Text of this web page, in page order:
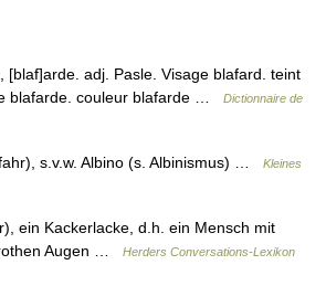
[blaf]arde. adj. Pasle. Visage blafard. teint
blafarde. couleur blafarde …
Dictionnaire de
s.v.w. Albino (s. Albinismus) …
Kleines
ein Kackerlacke, d.h. ein Mensch mit
Augen …
Herders Conversations-Lexikon